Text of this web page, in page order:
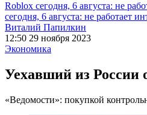
Roblox сегодня, 6 августа: не
сегодня, 6 августа: не работает
Виталий Папилкин
12:50 29 ноября 2023
Экономика
Уехавший из России
«Ведомости»: покупкой